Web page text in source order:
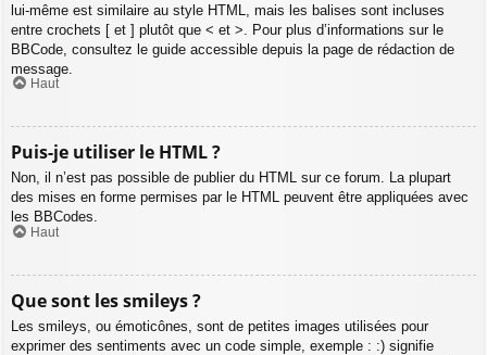
lui-même est similaire au style HTML, mais les balises sont incluses
entre crochets [ et ] plutôt que < et >. Pour plus d’informations sur le
BBCode, consultez le guide accessible depuis la page de rédaction de
message.
Haut
Puis-je utiliser le HTML ?
Non, il n’est pas possible de publier du HTML sur ce forum. La plupart
des mises en forme permises par le HTML peuvent être appliquées avec
les BBCodes.
Haut
Que sont les smileys ?
Les smileys, ou émoticônes, sont de petites images utilisées pour
exprimer des sentiments avec un code simple, exemple : :) signifie